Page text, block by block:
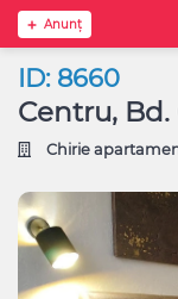
Anunţ
ID: 8660
Centru, Bd.
Chirie